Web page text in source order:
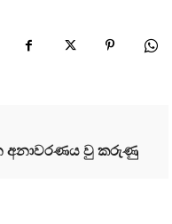
අනාවරණය වු කරුණු